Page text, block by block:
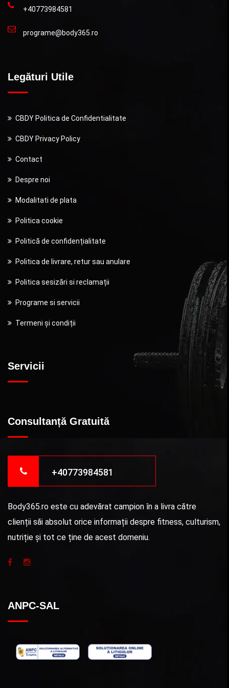
+40773984581
programe@body365.ro
Legături Utile
CBDY Politica de Confidentialitate
CBDY Privacy Policy
Contact
Despre noi
Modalitati de plata
Politica cookie
Politică de confidențialitate
Politica de livrare, retur sau anulare
Politica sesizări si reclamații
Programe si servicii
Termeni și condiții
Servicii
Consultanță Gratuită
+40773984581
Body365.ro este cu adevărat campion în a livra către
clienții săi absolut orice informații despre fitness, culturism,
nutriție și tot ce ține de acest domeniu.
ANPC-SAL